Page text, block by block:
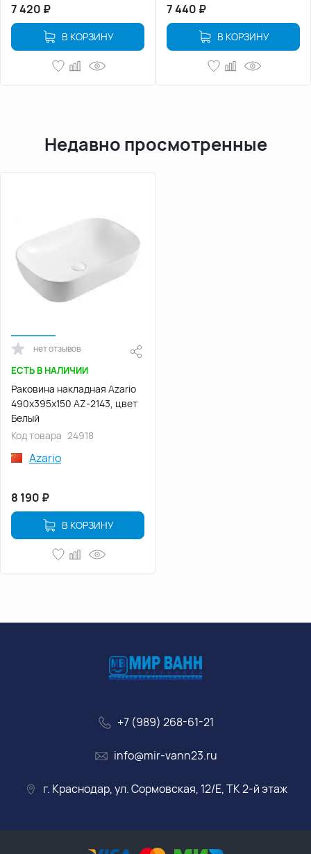
7 420 ₽
В КОРЗИНУ
7 440 ₽
В КОРЗИНУ
Недавно просмотренные
нет отзывов
ЕСТЬ В НАЛИЧИИ
Раковина накладная Azario
490х395х150 AZ-2143, цвет
Белый
Код товара 24918
Azario
8 190 ₽
В КОРЗИНУ
+7 (989) 268-61-21
info@mir-vann23.ru
г. Краснодар, ул. Сормовская, 12/Е, ТК 2-й этаж